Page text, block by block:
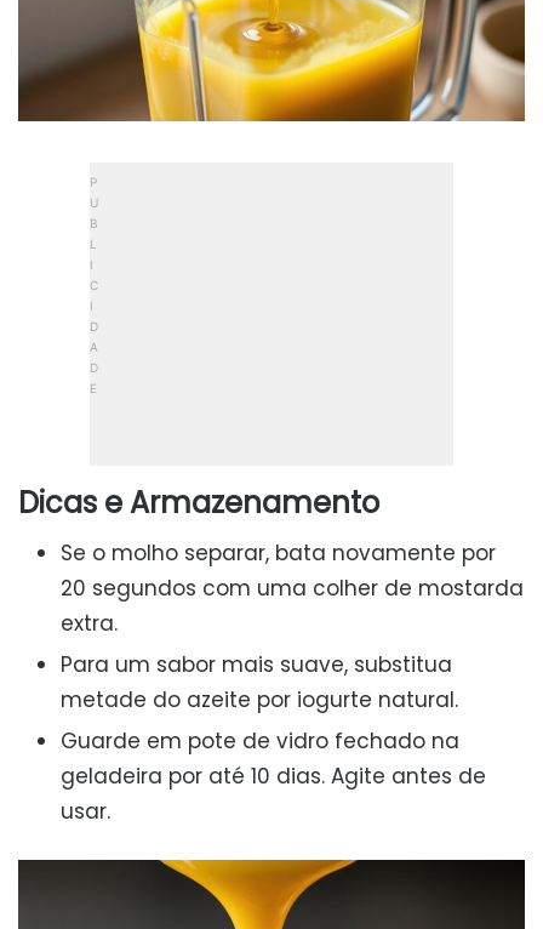
Dicas e Armazenamento
Se o molho separar, bata novamente por
20 segundos com uma colher de mostarda
extra.
Para um sabor mais suave, substitua
metade do azeite por iogurte natural.
Guarde em pote de vidro fechado na
geladeira por até 10 dias. Agite antes de
usar.